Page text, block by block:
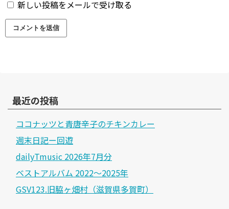
新しい投稿をメールで受け取る
最近の投稿
ココナッツと青唐辛子のチキンカレー
週末日記ー回遊
dailyTmusic 2026年7月分
ベストアルバム 2022～2025年
GSV123.旧脇ヶ畑村（滋賀県多賀町）